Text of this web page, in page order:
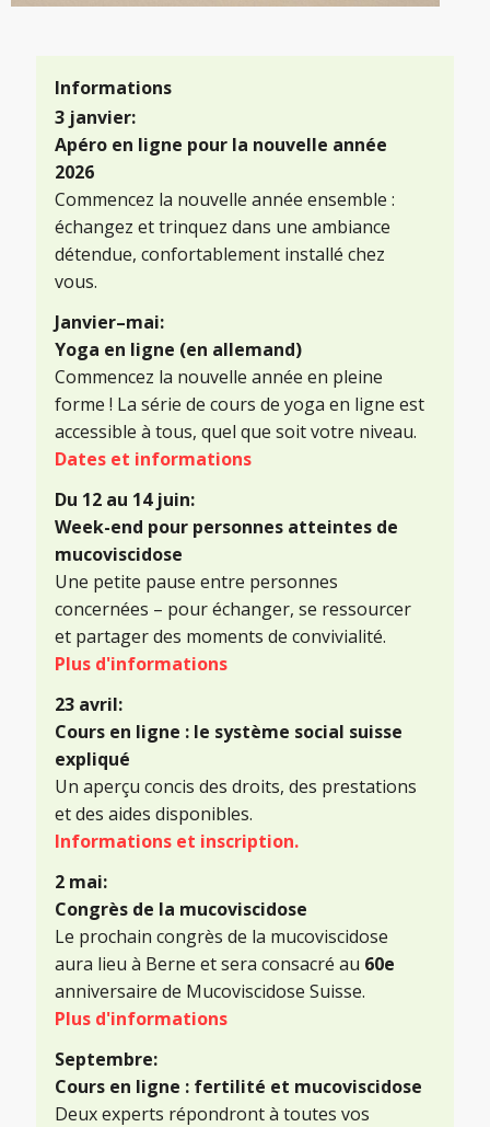
Informations
3 janvier:
Apéro en ligne pour la nouvelle année
2026
Commencez la nouvelle année ensemble :
échangez et trinquez dans une ambiance
détendue, confortablement installé chez
vous.
Janvier–mai:
Yoga en ligne (en allemand)
Commencez la nouvelle année en pleine
forme ! La série de cours de yoga en ligne est
accessible à tous, quel que soit votre niveau.
Dates et informations
Du 12 au 14 juin:
Week-end pour personnes atteintes de
mucoviscidose
Une petite pause entre personnes
concernées – pour échanger, se ressourcer
et partager des moments de convivialité.
Plus d'informations
23 avril:
Cours en ligne : le système social suisse
expliqué
Un aperçu concis des droits, des prestations
et des aides disponibles.
Informations et inscription.
2 mai:
Congrès de la mucoviscidose
Le prochain congrès de la mucoviscidose
aura lieu à Berne et sera consacré au 60e
anniversaire de Mucoviscidose Suisse.
Plus d'informations
Septembre:
Cours en ligne : fertilité et mucoviscidose
Deux experts répondront à toutes vos